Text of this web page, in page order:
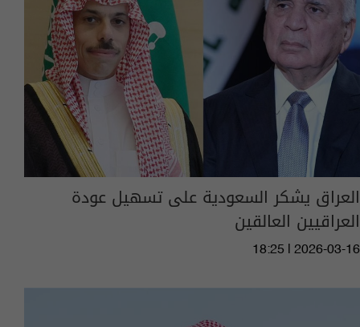
العراق يشكر السعودية على تسهيل عودة
العراقيين العالقين
18:25 | 2026-03-16